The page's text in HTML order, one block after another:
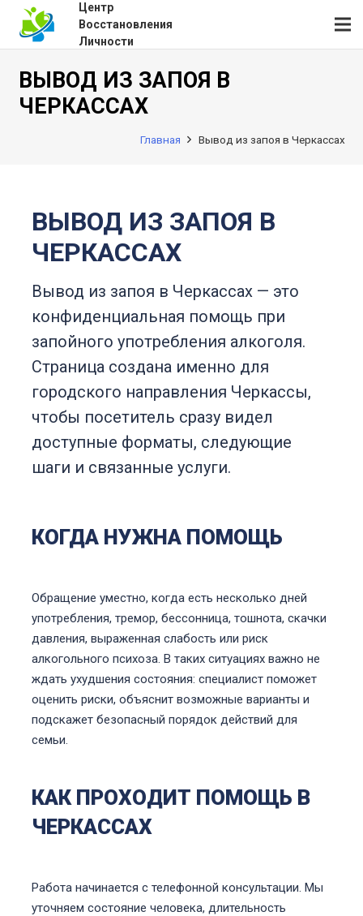
Центр
Восстановления
Личности
ВЫВОД ИЗ ЗАПОЯ В
ЧЕРКАССАХ
Главная Вывод из запоя в Черкассах
ВЫВОД ИЗ ЗАПОЯ В
ЧЕРКАССАХ
Вывод из запоя в Черкассах — это
конфиденциальная помощь при
запойного употребления алкоголя.
Страница создана именно для
городского направления Черкассы,
чтобы посетитель сразу видел
доступные форматы, следующие
шаги и связанные услуги.
КОГДА НУЖНА ПОМОЩЬ
Обращение уместно, когда есть несколько дней
употребления, тремор, бессонница, тошнота, скачки
давления, выраженная слабость или риск
алкогольного психоза. В таких ситуациях важно не
ждать ухудшения состояния: специалист поможет
оценить риски, объяснит возможные варианты и
подскажет безопасный порядок действий для
семьи.
КАК ПРОХОДИТ ПОМОЩЬ В
ЧЕРКАССАХ
Работа начинается с телефонной консультации. Мы
уточняем состояние человека, длительность